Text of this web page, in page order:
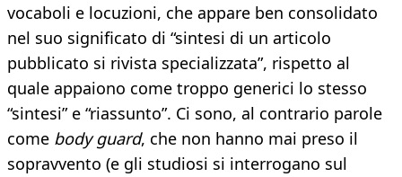
vocaboli e locuzioni, che appare ben consolidato
nel suo significato di “sintesi di un articolo
pubblicato si rivista specializzata”, rispetto al
quale appaiono come troppo generici lo stesso
“sintesi” e “riassunto”. Ci sono, al contrario parole
come body guard, che non hanno mai preso il
sopravvento (e gli studiosi si interrogano sul